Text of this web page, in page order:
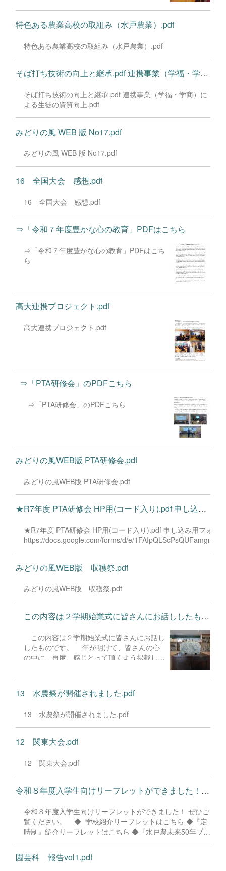
いますよう、お願いいたします。
する。または、強がって大言壮語する。（威
勢のいいことを言う。））「これ、国語とど
う関係あるの？」「沖縄のことなんて、オレ
り回されてもいられない。授業を進めたい。
が、看過できることなのか。「それでは、国
語で何を学習するのか？」即座に問い返して
みたが、応えられる筈もない。 国語教科
ばかりではない。ほかの教科にもそれぞれね
らいがある。そしてその時間の目標もある。
そのことをしっかり理解して取り組む必要が
ある。そんなことは蹴とばして席についてい
るとしたら、何のために学校へ来ているのだ
るのか。 国語教科は、言わずもがな（言
法を学ぶ。 読みは、文学作品を読み主題
み取り、感想を持...
特色ある農業高校の取組み（水戸農業）.pdf
特色ある農業高校の取組み（水戸農業）.pdf
そば打ち技術の向上と継承.pdf 連携事業（学福・学商）による生...
そば打ち技術の向上と継承.pdf 連携事業（学福・学商）に
よる生徒の資質向上.pdf
みどりの風 WEB 版 No17.pdf
みどりの風 WEB 版 No17.pdf
16 全国大会 感想.pdf
16 全国大会 感想.pdf
⇒「令和７年度豊かな心の教育」PDFはこちら
⇒「令和７年度豊かな心の教育」PDFはこち
ら
高大連携プロジェクト.pdf
高大連携プロジェクト.pdf
⇒「PTA研修会」のPDFこちら
⇒「PTA研修会」のPDFこちら
みどりの風WEB版 PTA研修会.pdf
みどりの風WEB版 PTA研修会.pdf
★R7年度 PTA研修会 HP用(コード入り).pdf 申し込み用フォームは...
★R7年度 PTA研修会 HP用(コード入り).pdf 申し込み用フォー
https://docs.google.com/forms/d/e/
みどりの風WEB版 収穫祭.pdf
みどりの風WEB版 収穫祭.pdf
この内容は２学期始業式に皆さんにお話ししたものです。 年...
この内容は２学期始業式に皆さんにお話し
したものです。 年が明けて、皆さんの心
の中に、再度、感じとって頂くよう掲載しま
か。 １学期の終業式の際、次のようなこ
とを話しました。どのような時代であって
も、社会であっても、職場であっても、心の
ます。 他者と協働して何かに取り組む
際、自分の考えをもち、見通しをもって粘り
強くあたることは大切です。この時、心の中
に、「相手を重んじ控えめに、真心をこめて
ことにあたる。人の身になって考える」、こ
うした気持ちを養っておくことが、社会人と
しての素養のひとつと感じております。
皆さんには、何事にも、しっかりとした考え
り返ったり、あるいは、賞賛したり、励まし
合ったりするなどして、心身ともに成長して
いかれることを願っております。 こうし
みてください。 いかがでしたか。しっか
13 水農祭が開催されました.pdf
13 水農祭が開催されました.pdf
12 関東大会.pdf
12 関東大会.pdf
令和８年度入学生向けリーフレットができました！ ぜひご覧くだ...
令和８年度入学生向けリーフレットができました！ ぜひご
覧ください。 ◆ 学校紹介リーフレットはこちら ◆『定
時制』紹介リーフレットはこちら ◆『水戸農未来50年プロ
ジェクト』紹介リーフレットはこちら （令和７年度進
路状況の速報も掲載） ※ 学校案内ページへのリンク
園芸科 報告vol1.pdf